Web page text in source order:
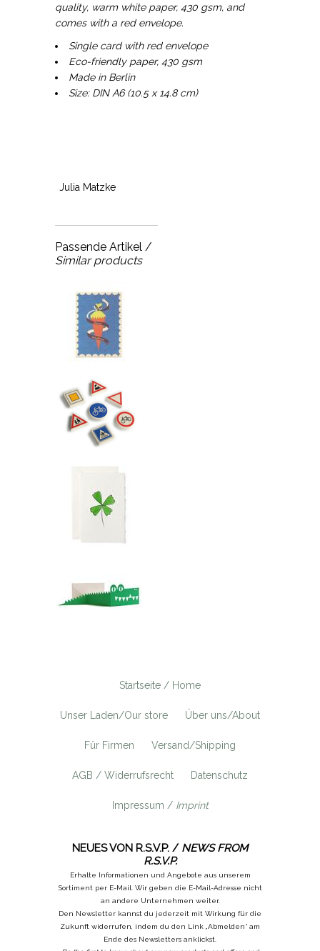
quality, warm white paper, 430 gsm, and
comes with a red envelope.
Single card with red envelope
Eco-friendly paper, 430 gsm
Made in Berlin
Size: DIN A6 (10.5 x 14.8 cm)
Julia Matzke
Passende Artikel /
Similar products
Startseite / Home
Unser Laden/Our store Über uns/About
Für Firmen Versand/Shipping
AGB / Widerrufsrecht Datenschutz
Impressum / Imprint
NEUES VON R.S.V.P. / NEWS FROM
R.S.V.P.
Erhalte Informationen und Angebote aus unserem
Sortiment per E-Mail. Wir geben die E-Mail-Adresse nicht
an andere Unternehmen weiter.
Den Newsletter kannst du jederzeit mit Wirkung für die
Zukunft widerrufen, indem du den Link „Abmelden“ am
Ende des Newsletters anklickst.